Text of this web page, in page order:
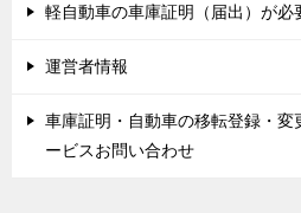
軽自動車の車庫証明（届出）が必
運営者情報
車庫証明・自動車の移転登録・
ービスお問い合わせ